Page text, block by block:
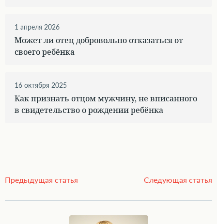
1 апреля 2026
Может ли отец добровольно отказаться от
своего ребёнка
16 октября 2025
Как признать отцом мужчину, не вписанного
в свидетельство о рождении ребёнка
Предыдущая статья Следующая статья